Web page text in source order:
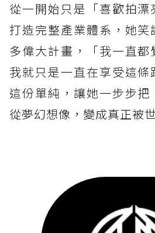
從一開始只是「喜歡拍
打造完整產業體系，她笑
多偉大計畫，「我一直都
我就只是一直在享受這
這份單純，讓她一步步把
從夢幻想像，變成真正被